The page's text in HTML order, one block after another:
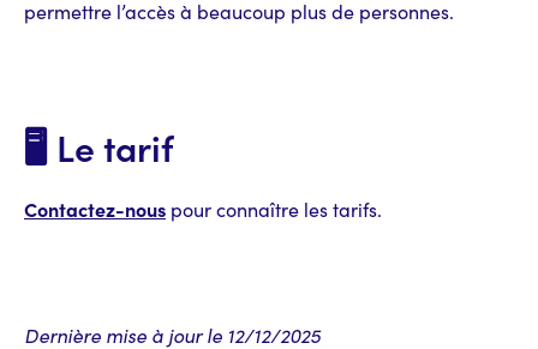
permettre l’accès à beaucoup plus de personnes.
🖥️ Le tarif
Contactez-nous pour connaître les tarifs.
Dernière mise à jour le 12/12/2025